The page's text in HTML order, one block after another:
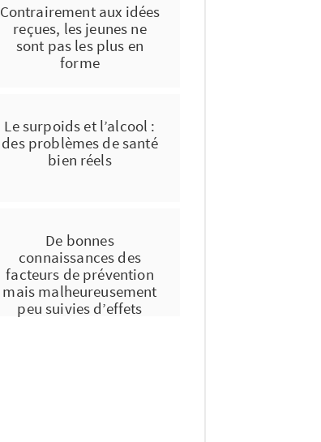
Contrairement aux idées
reçues, les jeunes ne
sont pas les plus en
forme
Le surpoids et l’alcool :
des problèmes de santé
bien réels
De bonnes
connaissances des
facteurs de prévention
mais malheureusement
peu suivies d’effets